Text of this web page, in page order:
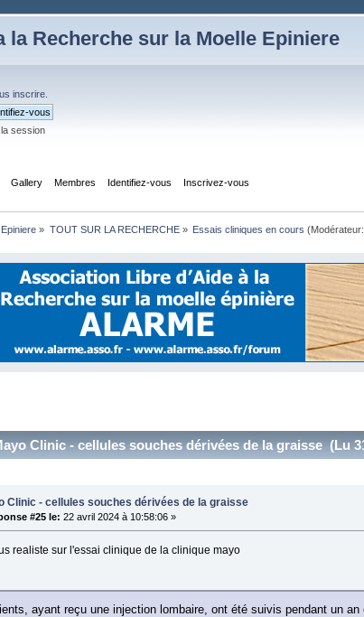
Recherche sur la Moelle Epiniere
inscrire
session
Gallery Membres Identifiez-vous Inscrivez-vous
» TOUT SUR LA RECHERCHE» Essais cliniques en cours (Modérateur:
Clinic - cellules souches dérivées de la graisse (Lu
Clinic - cellules souches dérivées de la graisse
#25 le: 22 avril 2024 à 10:58:06 »
realiste sur l'essai clinique de la clinique mayo
ayant reçu une injection lombaire, ont été suivis pendant un